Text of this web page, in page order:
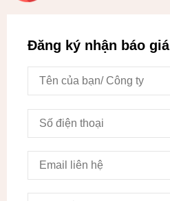
Đăng ký nhận báo giá